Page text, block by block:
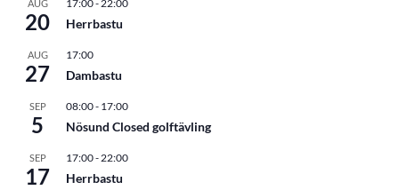
AUG
20
17:00- 22:00
Herrbastu
AUG
27
17:00
Dambastu
SEP
5
08:00- 17:00
Nösund Closed golftävling
SEP
17
17:00- 22:00
Herrbastu